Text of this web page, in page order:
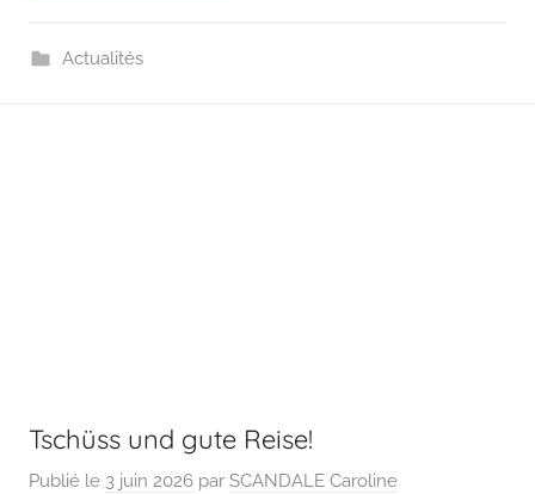
Actualités
Tschüss und gute Reise!
Publié le 3 juin 2026 par SCANDALE Caroline